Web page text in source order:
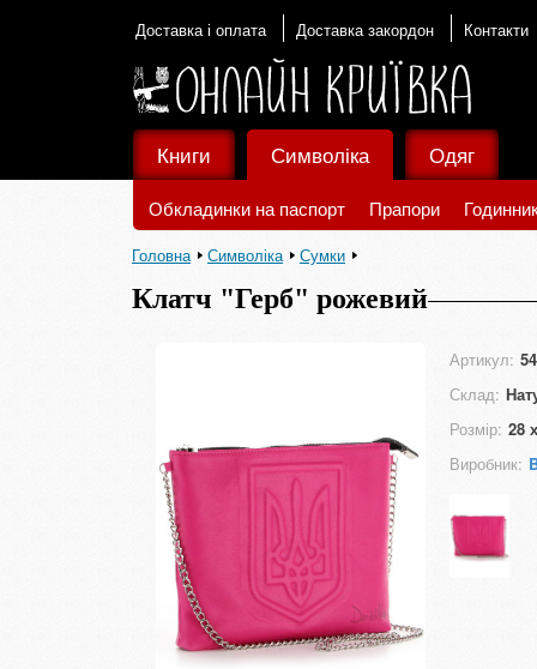
Доставка і оплата Доставка закордон Контакти
Книги Символіка
Обкладинки на паспорт Прапори
Одяг
Головна Символіка Сумки
Клатч "Герб" рожевий
Артикул:
Склад:
Розмір: 28
Виробник: